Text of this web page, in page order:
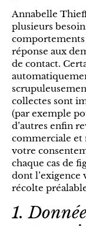
Annabelle
plusieurs
comportements
réponse aux
de contact.
collectes sont
(par exemple
d’autres enfin
commerciale et
votre
chaque cas de
dont
récolte
1.